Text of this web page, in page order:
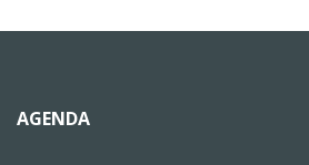
AGENDA